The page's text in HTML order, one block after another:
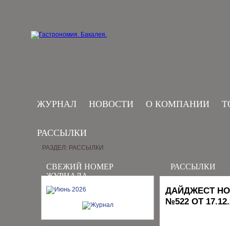
ЖУРНАЛ НОВОСТИ О КОМПАНИИ
РАССЫЛКИ
СВЕЖИЙ НОМЕР
ЖУРНАЛА
РАЗДЕЛ: РАССЫЛКИ
РАССЫЛКИ
ДАЙДЖЕСТ
№522 ОТ